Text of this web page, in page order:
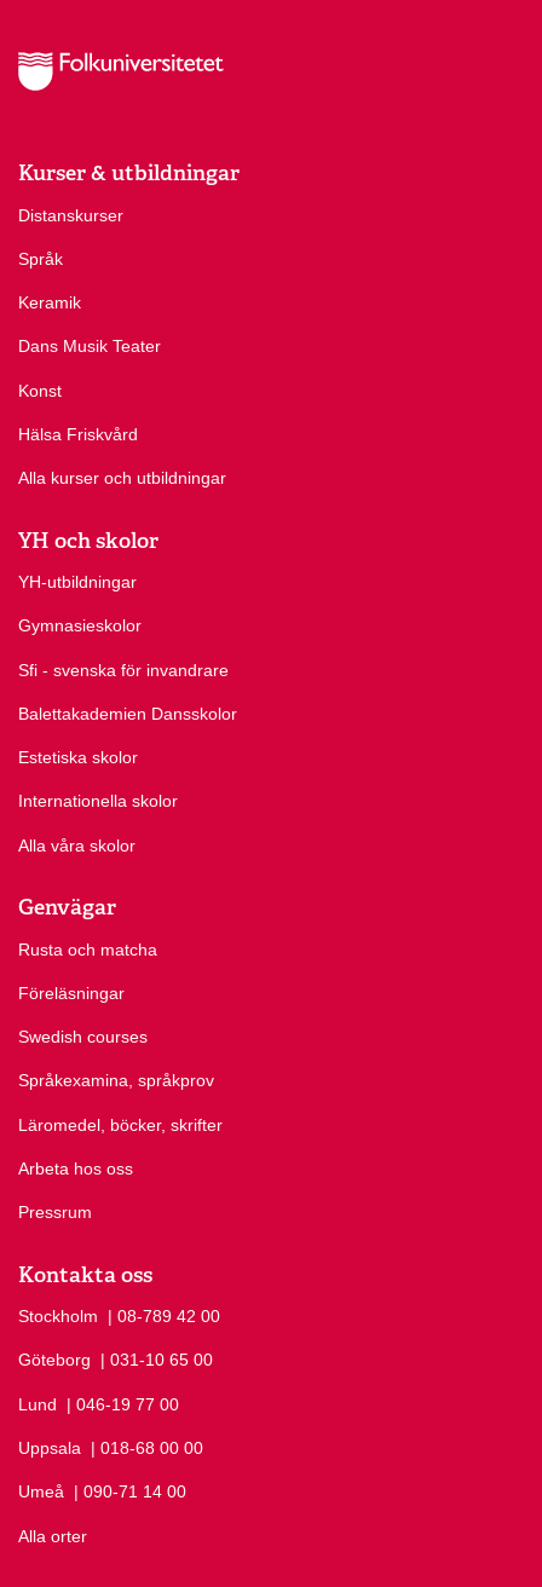
Kurser & utbildningar
Distanskurser
Språk
Keramik
Dans Musik Teater
Konst
Hälsa Friskvård
Alla kurser och utbildningar
YH och skolor
YH-utbildningar
Gymnasieskolor
Sfi - svenska för invandrare
Balettakademien Dansskolor
Estetiska skolor
Internationella skolor
Alla våra skolor
Genvägar
Rusta och matcha
Föreläsningar
Swedish courses
Språkexamina, språkprov
Läromedel, böcker, skrifter
Arbeta hos oss
Pressrum
Kontakta oss
Stockholm Ring Stockholm på
| 08-789 42 00
Göteborg Ring Göteborg på
| 031-10 65 00
Lund Ring Lund på
| 046-19 77 00
Uppsala Ring Uppsala på
| 018-68 00 00
Umeå Ring Umeå på
| 090-71 14 00
Alla orter